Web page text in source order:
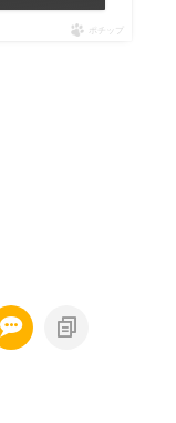
ポチップ